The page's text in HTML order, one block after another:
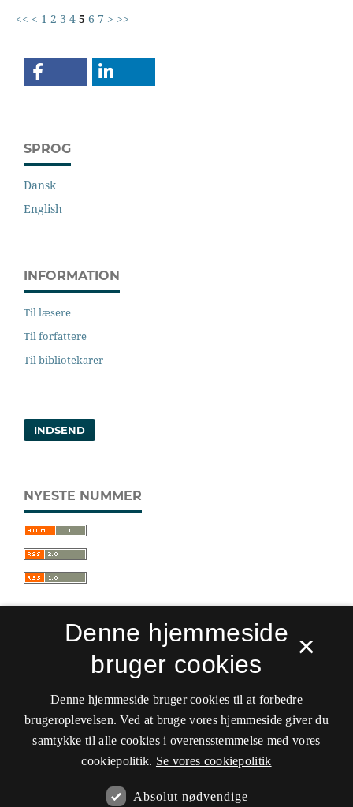
<< < 1 2 3 4 5 6 7 > >>
SPROG
Dansk
English
INFORMATION
Til læsere
Til forfattere
Til bibliotekarer
INDSEND
NYESTE NUMMER
Sprogforum. Tidsskrift for sprog- og
kulturpædagogik
ISSN 0909-9328 (Trykt)
ISSN 1399-8617 (Online)
Tilgængelighedserklæring
Det Kgl. Bibliotek
×
Denne hjemmeside
bruger cookies
Denne hjemmeside bruger cookies til at forbedre
brugeroplevelsen. Ved at bruge vores hjemmeside giver du
samtykke til alle cookies i overensstemmelse med vores
cookiepolitik. Se vores cookiepolitik
Absolut nødvendige